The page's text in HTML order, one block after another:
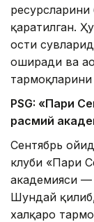
қаратилган.
ости
оширади ва
PSG: «Пари
расмий
Сентябрь
клуби «Пари
академияси —
Шундай
халқаро